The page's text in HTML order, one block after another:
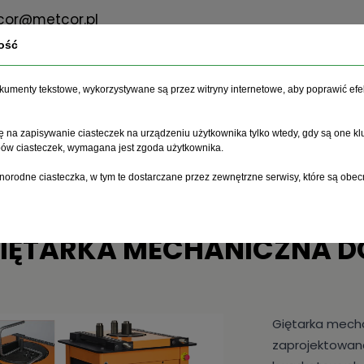
Giętarki mechaniczne do prętów Giętarka mechaniczna
MECHANICZNA
Giętarka
tekstowe, wykorzystywane są przez witryny internetowe, aby poprawić
na zapisywanie ciasteczek na urządzeniu użytkownika tylko wtedy, gdy są one
ciasteczek, wymagana jest zgoda użytkownika.
ciasteczka, w tym te dostarczane przez zewnętrzne serwisy, które są